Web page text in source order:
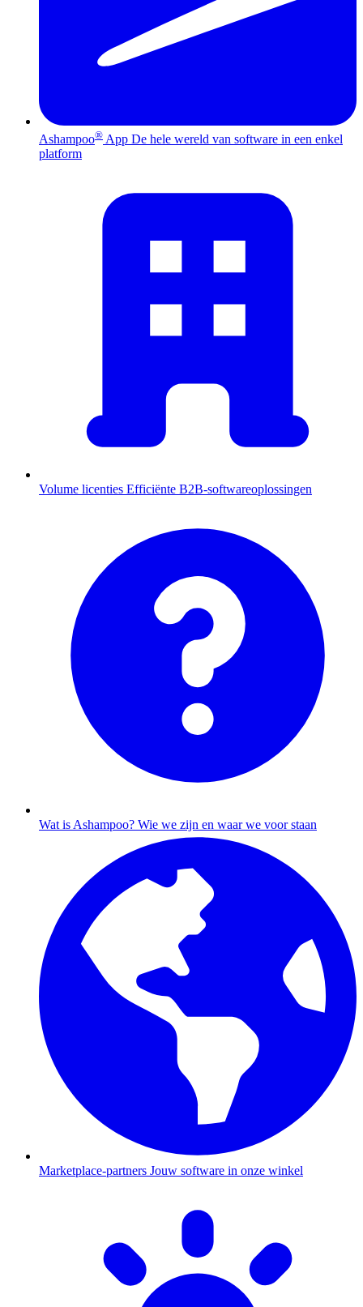
Ashampoo® App De hele wereld van software in een enkel
platform
Volume licenties Efficiënte B2B-softwareoplossingen
Wat is Ashampoo? Wie we zijn en waar we voor staan
Marketplace-partners Jouw software in onze winkel